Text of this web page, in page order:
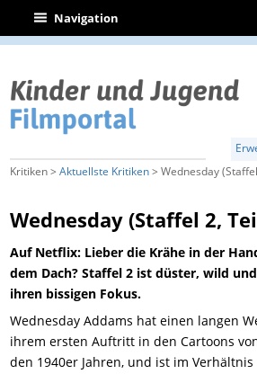
| Navigation
Kritiken >Aktuellste Kritiken> Wednesday
Wednesday (Staffel 2,
Auf Netflix: Lieber die Krähe in der
dem Dach? Staffel 2 ist düster, wild
ihren bissigen Fokus.
Wednesday Addams hat einen langen
ihrem ersten Auftritt in den Cartoons
den 1940er Jahren, und ist im